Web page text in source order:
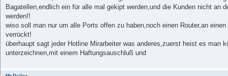
Bagatellen,endlich ein für alle mal gekipt werden,und die Kunden nicht an
werden!!
wiso soll man nur um alle Ports offen zu haben,noch einen Router,an
verrückt!
überhaupt sagt jeder Hotline Mirarbeiter was anderes,zuerst heist es man
unterzeichnen,mit einem Haftungsauschluß und